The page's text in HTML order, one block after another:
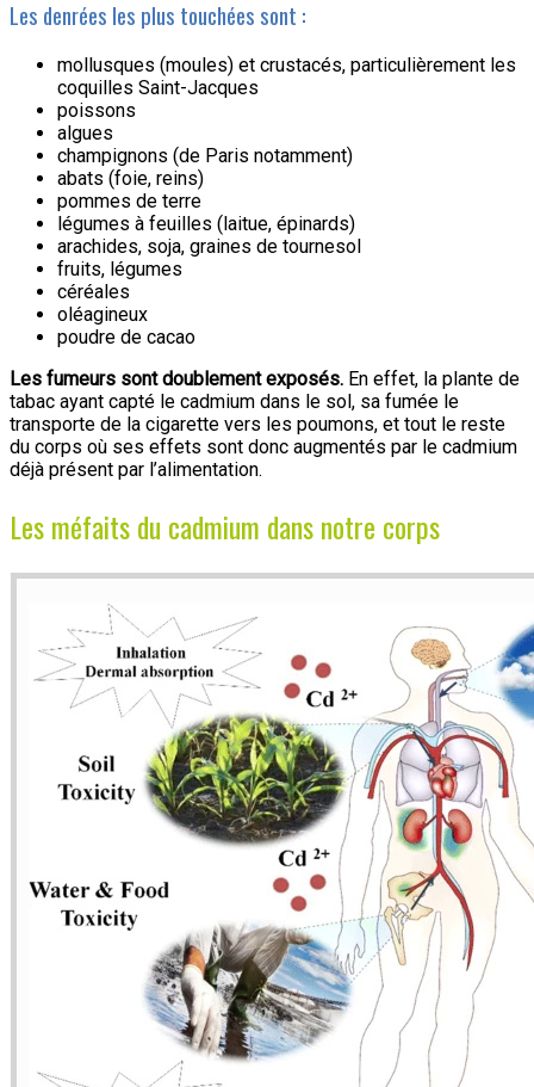
Les denrées les plus touchées sont :
mollusques (moules) et crustacés, particulièrement les
coquilles Saint-Jacques
poissons
algues
champignons (de Paris notamment)
abats (foie, reins)
pommes de terre
légumes à feuilles (laitue, épinards)
arachides, soja, graines de tournesol
fruits, légumes
céréales
oléagineux
poudre de cacao
Les fumeurs sont doublement exposés. En effet, la plante de
tabac ayant capté le cadmium dans le sol, sa fumée le
transporte de la cigarette vers les poumons, et tout le reste
du corps où ses effets sont donc augmentés par le cadmium
déjà présent par l’alimentation.
Les méfaits du cadmium dans notre corps